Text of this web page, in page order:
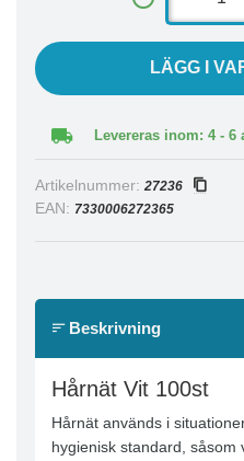
LÄGG I
Levereras inom: 4 - 6
Artikelnummer: 27236
EAN: 7330006272365
Beskrivning
Hårnät Vit 100st
Hårnät används i
hygienisk standard, såsom